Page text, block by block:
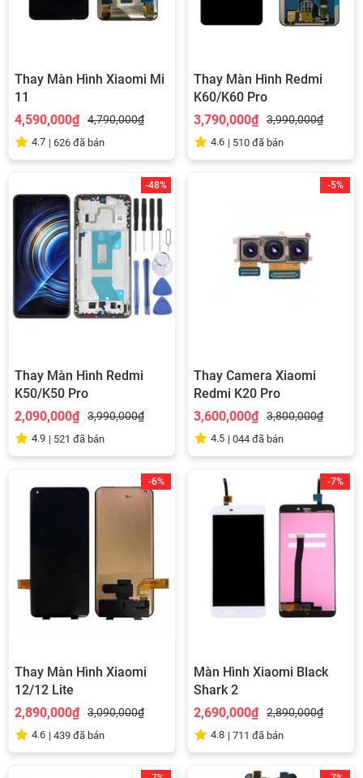
Thay Màn Hình Xiaomi Mi
11
4,590,000₫
4,790,000₫
4.7 | 626 đã bán
Thay Màn Hình Redmi
K60/K60 Pro
3,790,000₫
3,990,000₫
4.6 | 510 đã bán
-48%
Thay Màn Hình Redmi
K50/K50 Pro
2,090,000₫
3,990,000₫
4.9 | 521 đã bán
-5%
Thay Camera Xiaomi
Redmi K20 Pro
3,600,000₫
3,800,000₫
4.5 | 044 đã bán
-6%
Thay Màn Hình Xiaomi
12/12 Lite
2,890,000₫
3,090,000₫
4.6 | 439 đã bán
-7%
Màn Hình Xiaomi Black
Shark 2
2,690,000₫
2,890,000₫
4.8 | 711 đã bán